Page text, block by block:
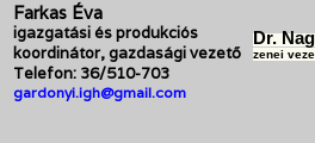
Farkas Éva
igazgatási és produkciós
koordinátor, gazdasági vezető
Telefon: 36/510-703
gardonyi.igh@gmail.com
Dr.
zenei